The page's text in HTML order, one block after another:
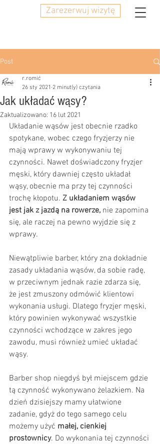
Zarezerwuj wizytę
Post
Jak układać wąsy?
r.romić
26 sty 2021 2 minut(y) czytania
Zaktualizowano: 16 lut 2021
Układanie wąsów jest obecnie rzadko
spotykane, wobec czego fryzjerzy nie
mają wprawy w wykonywaniu tej
czynności. Nawet doświadczony fryzjer
męski, który dawniej często układał
wąsy, obecnie ma przy tej czynności
trochę kłopotu. Z układaniem wąsów
jest jak z jazdą na rowerze, nie zapomina
się, ale raczej na pewno wyjdzie się z
wprawy.
Niewątpliwie barber, który zna dokładnie
zasady układania wąsów, da sobie radę,
w przeciwnym jednak razie zdarza się,
że jest zmuszony odmówić klientowi
wykonania usługi. Dlatego fryzjer męski,
który powinien wykonywać wszystkie
czynności wchodzące w zakres jego
zawodu, musi również umieć układać
wąsy.
Barber shop niegdyś był miejscem gdzie
tą czynność wykonywano żelazkiem. Na
dzień dzisiejszy mamy ułatwione
zadanie, gdyż do tego samego celu
możemy użyć małej, cienkiej
prostownicy. Do wykonania tej czynności